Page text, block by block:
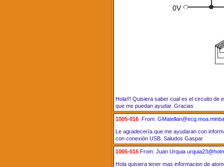
Hola!!! Quisiera saber cual es el circuito de
que me puedan ayudar. Gracias
1005-016 From:
Le agradecería que me ayudaran con
con conexión USB. Saludos Gaspar
1005-015 From: Juan Urquia
Hola quisiera tener mas informacion de